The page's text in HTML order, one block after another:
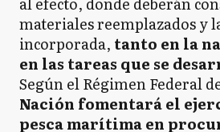
materiales reemplazados y
incorporada, tanto en la
en las tareas que se
Según el Régimen Federal
Nación fomentará el
pesca marítima en